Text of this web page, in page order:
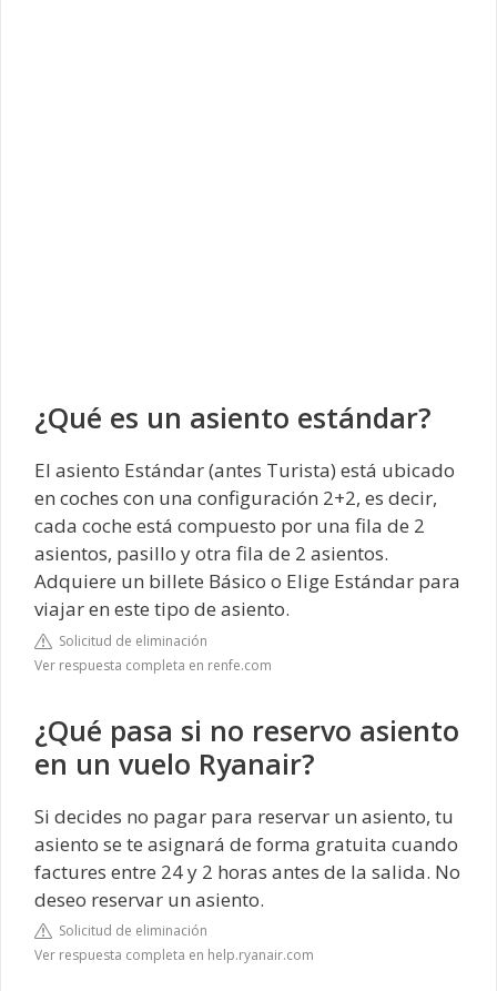
¿Qué es un asiento estándar?
El asiento Estándar (antes Turista) está ubicado
en coches con una configuración 2+2, es decir,
cada coche está compuesto por una fila de 2
asientos, pasillo y otra fila de 2 asientos.
Adquiere un billete Básico o Elige Estándar para
viajar en este tipo de asiento.
Solicitud de eliminación
Ver respuesta completa en renfe.com
¿Qué pasa si no reservo asiento
en un vuelo Ryanair?
Si decides no pagar para reservar un asiento, tu
asiento se te asignará de forma gratuita cuando
factures entre 24 y 2 horas antes de la salida. No
deseo reservar un asiento.
Solicitud de eliminación
Ver respuesta completa en help.ryanair.com